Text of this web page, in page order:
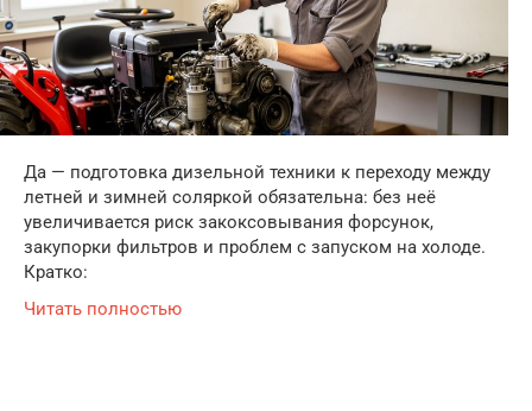
Да — подготовка дизельной техники к переходу между
летней и зимней соляркой обязательна: без неё
увеличивается риск закоксовывания форсунок,
закупорки фильтров и проблем с запуском на холоде.
Кратко:
Читать полностью